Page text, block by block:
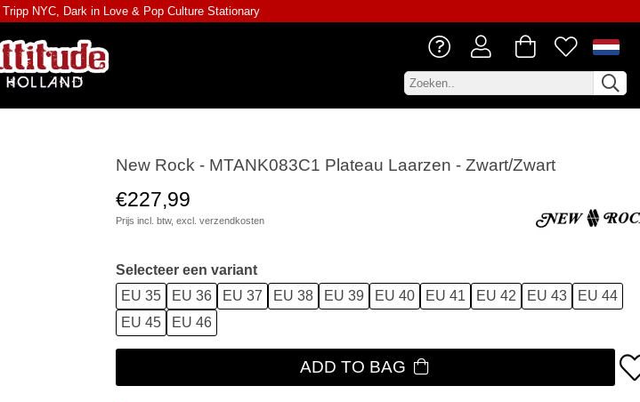
Tripp NYC, Dark in Love & Pop Culture Stationary
New Rock - MTANK083C1 Plateau Laarzen - Zwart/Zwart
€227,99
Prijs incl. btw, excl. verzendkosten
Selecteer een variant
EU 35
EU 36 EU 37 EU 38 EU 39 EU 40 EU 41 EU 42 EU 43
EU 44
EU 45
EU 46
ADD TO BAG